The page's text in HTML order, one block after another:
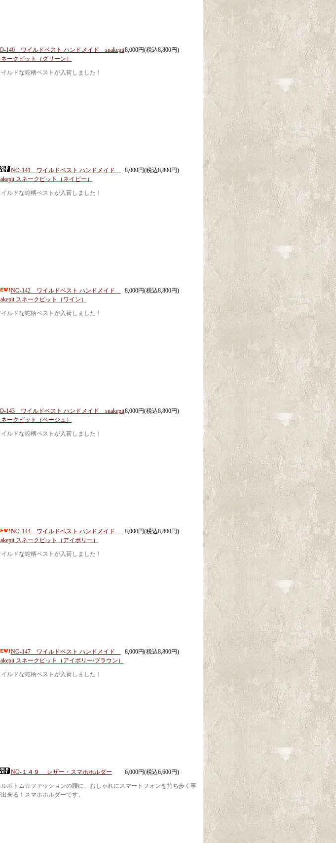
8,000円(税込8,800円)
140 ワイルドベスト ハンドメイド snakepit
ネークピット（グリーン）
イルドな蛇柄ベストが入荷しました！
8,000円(税込8,800円)
NO-141 ワイルドベスト ハンドメイド
スネークピット（ネイビー）
イルドな蛇柄ベストが入荷しました！
8,000円(税込8,800円)
NO-142 ワイルドベスト ハンドメイド
スネークピット（ワイン）
イルドな蛇柄ベストが入荷しました！
8,000円(税込8,800円)
143 ワイルドベスト ハンドメイド snakepit
ネークピット（ベージュ）
イルドな蛇柄ベストが入荷しました！
8,000円(税込8,800円)
NO-144 ワイルドベスト ハンドメイド
スネークピット（アイボリー）
イルドな蛇柄ベストが入荷しました！
8,000円(税込8,800円)
NO-147 ワイルドベスト ハンドメイド
スネークピット（アイボリー/ブラウン）
イルドな蛇柄ベストが入荷しました！
6,000円(税込6,600円)
NO-１４９ レザー・スマホホルダー
ルボトム☆ファッションの腰に、おしゃれにスマートフォンを持ち歩く事
来る！スマホホルダーです。